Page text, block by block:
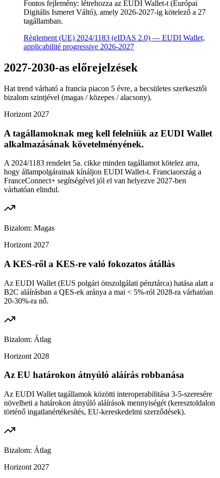
Fontos fejlemény: létrehozza az EUDI Wallet-t (Európai
Digitális Ismeret Váltó), amely 2026-2027-ig kötelező a 27
tagállamban.
Règlement (UE) 2024/1183 (eIDAS 2.0) — EUDI Wallet,
applicabilité progressive 2026-2027
2027-2030-as előrejelzések
Hat trend várható a francia piacon 5 évre, a becsületes szerkesztői
bizalom szintjével (magas / közepes / alacsony).
Horizont 2027
A tagállamoknak meg kell felelniük az EUDI Wallet
alkalmazásának követelményének.
A 2024/1183 rendelet 5a. cikke minden tagállamot kötelez arra,
hogy állampolgárainak kínáljon EUDI Wallet-t. Franciaország a
FranceConnect+ segítségével jól el van helyezve 2027-ben
várhatóan elindul.
Bizalom: Magas
Horizont 2027
A KES-ről a KES-re való fokozatos átállás
Az EUDI Wallet (EUS polgári önszolgálati pénztárca) hatása alatt a
B2C aláírásban a QES-ek aránya a mai < 5%-ról 2028-ra várhatóan
20-30%-ra nő.
Bizalom: Átlag
Horizont 2028
Az EU határokon átnyúló aláírás robbanása
Az EUDI Wallet tagállamok közötti interoperabilitása 3-5-szeresére
növelheti a határokon átnyúló aláírások mennyiségét (keresztoldalon
történő ingatlanértékesítés, EU-kereskedelmi szerződések).
Bizalom: Átlag
Horizont 2027